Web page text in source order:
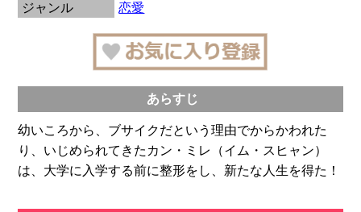
ジャンル
恋愛
あらすじ
幼いころから、ブサイクだという理由でからかわれた
り、いじめられてきたカン・ミレ（イム・スヒャン）
は、大学に入学する前に整形をし、新たな人生を得た！